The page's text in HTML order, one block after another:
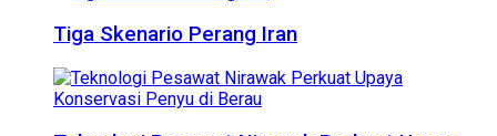
Tiga Skenario Perang Iran